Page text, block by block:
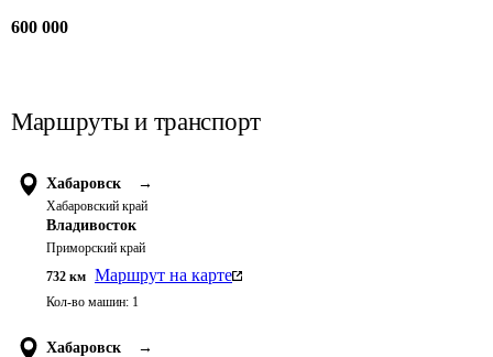
600 000
Маршруты и транспорт
Хабаровск →
Хабаровский край
Владивосток
Приморский край
732 км Маршрут на карте
Кол-во машин: 1
Хабаровск →